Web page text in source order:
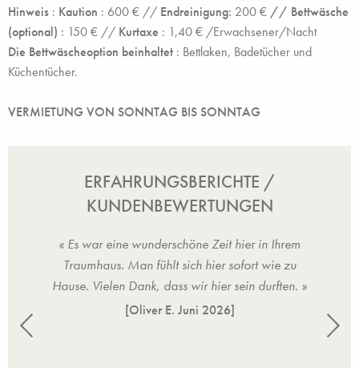
Hinweis : Kaution : 600 € // Endreinigung: 200 € // Bettwäsche
(optional) : 150 € // Kurtaxe : 1,40 € /Erwachsener/Nacht
Die Bettwäscheoption beinhaltet : Bettlaken, Badetücher und
Küchentücher.
VERMIETUNG VON SONNTAG BIS SONNTAG
ERFAHRUNGSBERICHTE /
KUNDENBEWERTUNGEN
« Es war eine wunderschöne Zeit hier in Ihrem
Traumhaus. Man fühlt sich hier sofort wie zu
Hause. Vielen Dank, dass wir hier sein durften. »
[Oliver E. Juni 2026]